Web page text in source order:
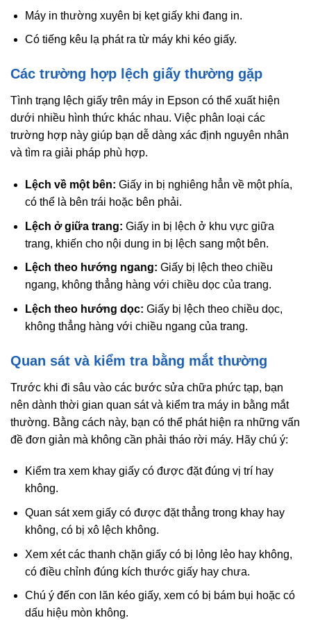
Máy in thường xuyên bị kẹt giấy khi đang in.
Có tiếng kêu lạ phát ra từ máy khi kéo giấy.
Các trường hợp lệch giấy thường gặp
Tình trạng lệch giấy trên máy in Epson có thể xuất hiện
dưới nhiều hình thức khác nhau. Việc phân loại các
trường hợp này giúp bạn dễ dàng xác định nguyên nhân
và tìm ra giải pháp phù hợp.
Lệch về một bên: Giấy in bị nghiêng hẳn về một phía,
có thể là bên trái hoặc bên phải.
Lệch ở giữa trang: Giấy in bị lệch ở khu vực giữa
trang, khiến cho nội dung in bị lệch sang một bên.
Lệch theo hướng ngang: Giấy bị lệch theo chiều
ngang, không thẳng hàng với chiều dọc của trang.
Lệch theo hướng dọc: Giấy bị lệch theo chiều dọc,
không thẳng hàng với chiều ngang của trang.
Quan sát và kiểm tra bằng mắt thường
Trước khi đi sâu vào các bước sửa chữa phức tạp, bạn
nên dành thời gian quan sát và kiểm tra máy in bằng mắt
thường. Bằng cách này, bạn có thể phát hiện ra những vấn
đề đơn giản mà không cần phải tháo rời máy. Hãy chú ý:
Kiểm tra xem khay giấy có được đặt đúng vị trí hay
không.
Quan sát xem giấy có được đặt thẳng trong khay hay
không, có bị xô lệch không.
Xem xét các thanh chặn giấy có bị lỏng lẻo hay không,
có điều chỉnh đúng kích thước giấy hay chưa.
Chú ý đến con lăn kéo giấy, xem có bị bám bụi hoặc có
dấu hiệu mòn không.